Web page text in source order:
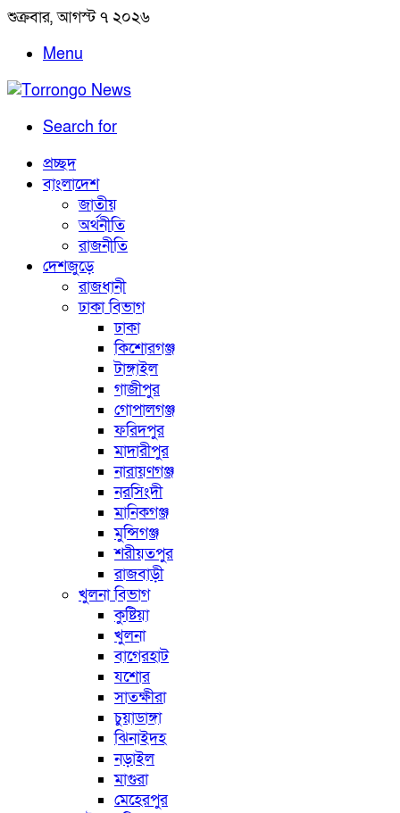
শুক্রবার, আগস্ট ৭ ২০২৬
Menu
Search for
প্রচ্ছদ
বাংলাদেশ
জাতীয়
অর্থনীতি
রাজনীতি
দেশজুড়ে
রাজধানী
ঢাকা বিভাগ
ঢাকা
কিশোরগঞ্জ
টাঙ্গাইল
গাজীপুর
গোপালগঞ্জ
ফরিদপুর
মাদারীপুর
নারায়ণগঞ্জ
নরসিংদী
মানিকগঞ্জ
মুন্সিগঞ্জ
শরীয়তপুর
রাজবাড়ী
খুলনা বিভাগ
কুষ্টিয়া
খুলনা
বাগেরহাট
যশোর
সাতক্ষীরা
চুয়াডাঙ্গা
ঝিনাইদহ
নড়াইল
মাগুরা
মেহেরপুর